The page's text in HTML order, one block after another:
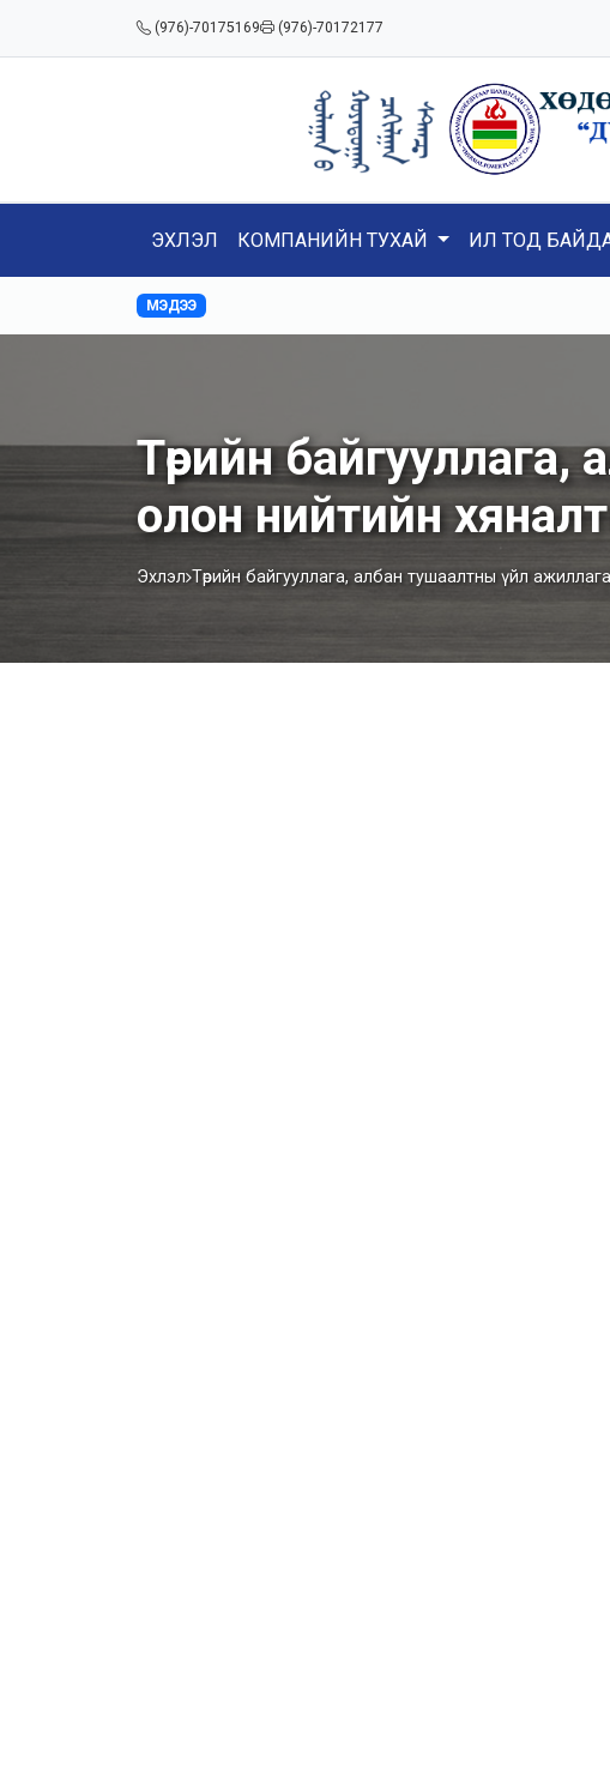
(976)-70175169 (976)-70172177
ЭХЛЭЛ КОМПАНИЙН ТУХАЙ ИЛ ТОД
МЭДЭЭ
Төрийн
олон нийтийн
Эхлэл Төрийн байгууллага, албан тушаалтны үйл